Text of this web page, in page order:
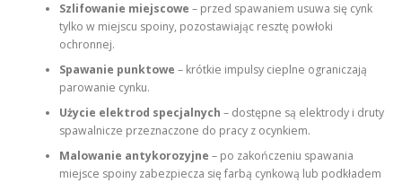
Szlifowanie miejscowe – przed spawaniem usuwa się cynk
tylko w miejscu spoiny, pozostawiając resztę powłoki
ochronnej.
Spawanie punktowe – krótkie impulsy cieplne ograniczają
parowanie cynku.
Użycie elektrod specjalnych – dostępne są elektrody i druty
spawalnicze przeznaczone do pracy z ocynkiem.
Malowanie antykorozyjne – po zakończeniu spawania
miejsce spoiny zabezpiecza się farbą cynkową lub podkładem